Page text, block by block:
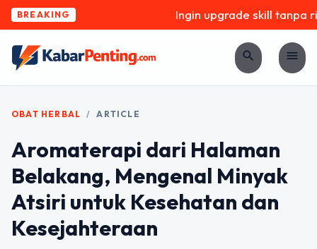
BREAKING Ingin upgrade skill tanpa
search menu
OBAT HERBAL / ARTICLE
Aromaterapi dari Halaman
Belakang, Mengenal Minyak
Atsiri untuk Kesehatan dan
Kesejahteraan